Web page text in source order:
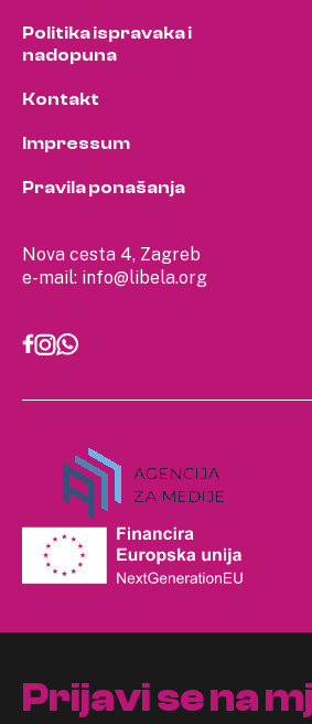
Nova cesta 4, Zagreb
e-mail: info@libela.org
Politika ispravaka i
nadopuna
Kontakt
Impressum
Pravila ponašanja
Prijavi se na